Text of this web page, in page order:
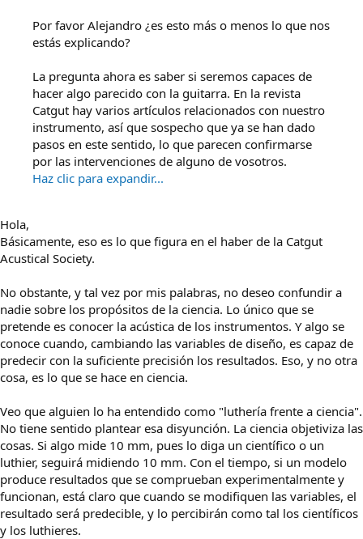
Por favor Alejandro ¿es esto más o menos lo que nos
estás explicando?
La pregunta ahora es saber si seremos capaces de
hacer algo parecido con la guitarra. En la revista
Catgut hay varios artículos relacionados con nuestro
instrumento, así que sospecho que ya se han dado
pasos en este sentido, lo que parecen confirmarse
por las intervenciones de alguno de vosotros.
Haz clic para expandir...
Hola,
Básicamente, eso es lo que figura en el haber de la Catgut
Acustical Society.
No obstante, y tal vez por mis palabras, no deseo confundir a
nadie sobre los propósitos de la ciencia. Lo único que se
pretende es conocer la acústica de los instrumentos. Y algo se
conoce cuando, cambiando las variables de diseño, es capaz de
predecir con la suficiente precisión los resultados. Eso, y no otra
cosa, es lo que se hace en ciencia.
Veo que alguien lo ha entendido como "luthería frente a ciencia".
No tiene sentido plantear esa disyunción. La ciencia objetiviza las
cosas. Si algo mide 10 mm, pues lo diga un científico o un
luthier, seguirá midiendo 10 mm. Con el tiempo, si un modelo
produce resultados que se comprueban experimentalmente y
funcionan, está claro que cuando se modifiquen las variables, el
resultado será predecible, y lo percibirán como tal los científicos
y los luthieres.